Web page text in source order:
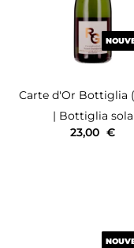
Carte d'Or Bottiglia
| Bottiglia sola
23,00 €